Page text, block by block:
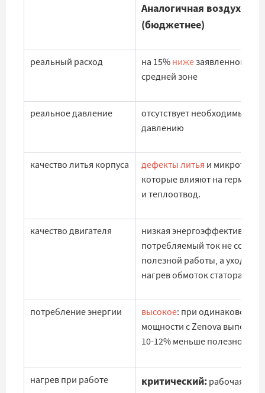
Аналогичная
(бюджетнее)
реальный расход на 15% ниже заявленного в
средней зоне
реальное давление
отсутствует необходимый
давлению
качество литья корпуса дефекты литья и
которые влияют на
и теплоотвод.
качество двигателя
низкая
потребляемый ток не
полезной работы, а уходит в
нагрев обмоток статора.
потребление энергии высокое: при одинаковой
мощности с Zenova
10-12% меньше полезной
нагрев при работе критический: рабочая